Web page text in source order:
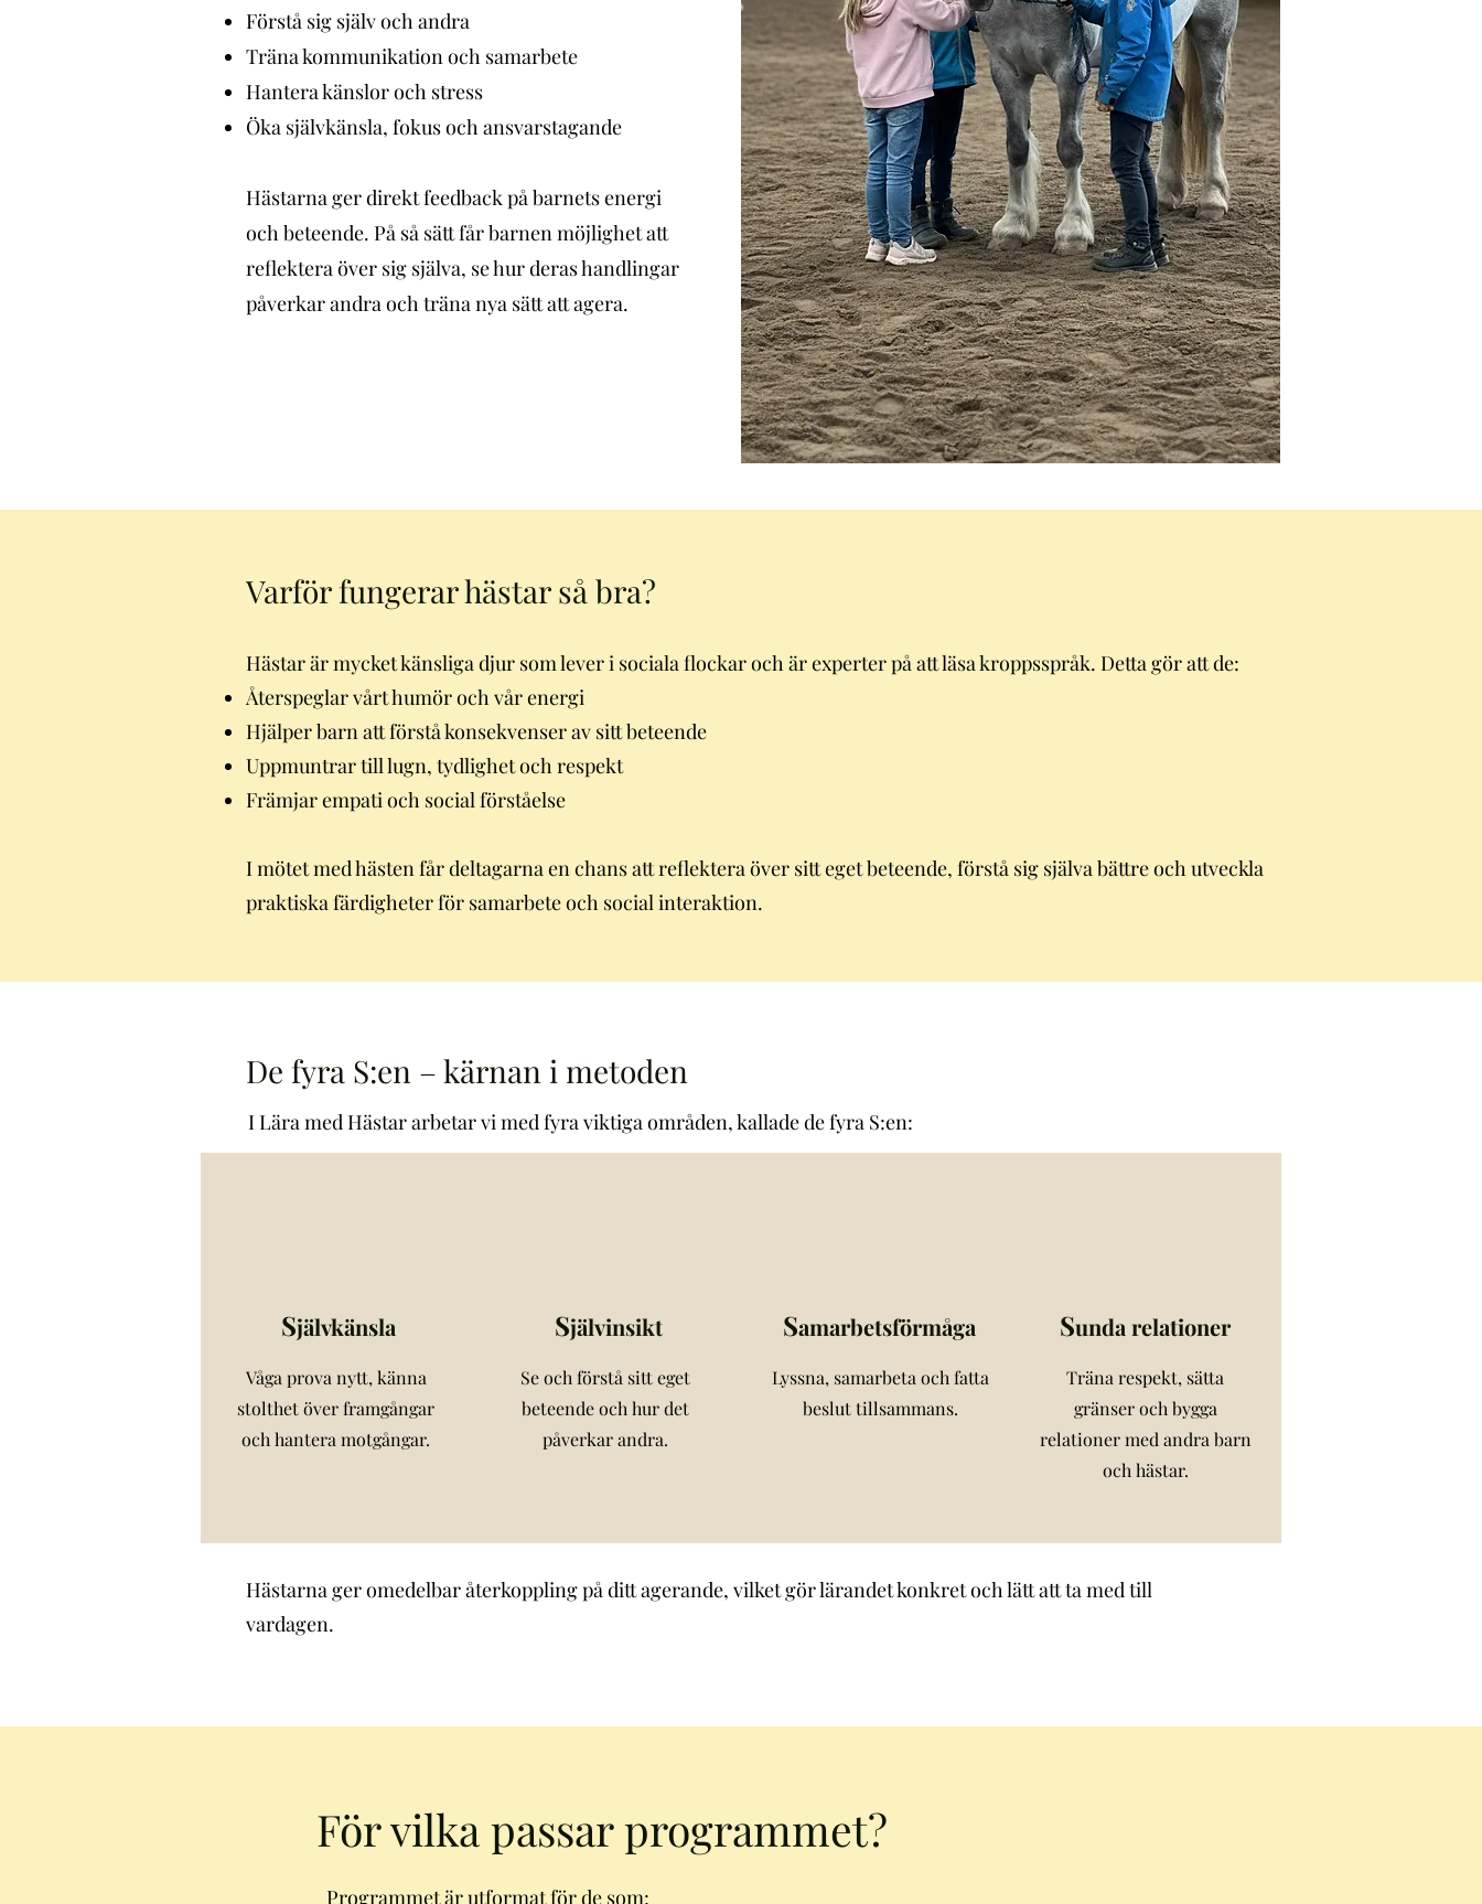
Förstå sig själv och andra
Träna kommunikation och samarbete
Hantera känslor och stress
Öka självkänsla, fokus och ansvarstagande
Hästarna ger direkt feedback på barnets energi
och beteende. På så sätt får barnen möjlighet att
reflektera över sig själva, se hur deras handlingar
påverkar andra och träna nya sätt att agera.
Varför fungerar hästar så bra?
Hästar är mycket känsliga djur som lever i sociala flockar och är experter på att läsa kroppsspråk. Detta gör att de:
Återspeglar vårt humör och vår energi
Hjälper barn att förstå konsekvenser av sitt beteende
Uppmuntrar till lugn, tydlighet och respekt
Främjar empati och social förståelse
I mötet med hästen får deltagarna en chans att reflektera över sitt eget beteende, förstå sig själva bättre och utveckla
praktiska färdigheter för samarbete och social interaktion.
De fyra S:en – kärnan i metoden
I Lära med Hästar arbetar vi med fyra viktiga områden, kallade de fyra S:en:
Självkänsla
Våga prova nytt, känna
stolthet över framgångar
och hantera motgångar.
Självinsikt
Se och förstå sitt eget
beteende och hur det
påverkar andra.
Samarbetsförmåga
Lyssna, samarbeta och fatta
beslut tillsammans.
Sunda relationer
Träna respekt, sätta
gränser och bygga
relationer med andra barn
och hästar.
Hästarna ger omedelbar återkoppling på ditt agerande, vilket gör lärandet konkret och lätt att ta med till
vardagen.
För vilka passar programmet?
Programmet är utformat för de som: